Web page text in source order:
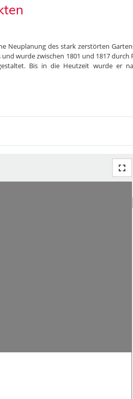
Neuplanung des stark zerstörten
wurde zwischen 1801 und 1817 durch
Bis in die Heutzeit wurde er